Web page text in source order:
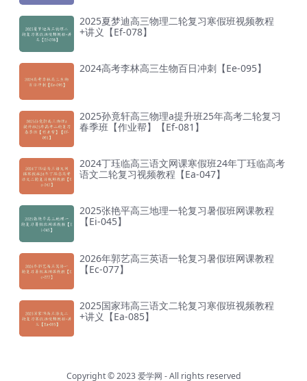
2025夏梦迪高三物理二轮复习寒假班视频教程
+讲义【Ef-078】
2024高考李林高三生物百日冲刺【Ee-095】
2025孙竟轩高三物理a提升班25年高考二轮复习
春季班【作业帮】【Ef-081】
2024丁珏临高三语文网课寒假班24年丁珏临高考
语文二轮复习视频教程【Ea-047】
2025张艳平高三地理一轮复习暑假班网课教程
【Ei-045】
2026年郭艺高三英语一轮复习暑假班网课教程
【Ec-077】
2025国家玮高三语文二轮复习寒假班视频教程
+讲义【Ea-085】
Copyright © 2023爱学网 - All rights reserved